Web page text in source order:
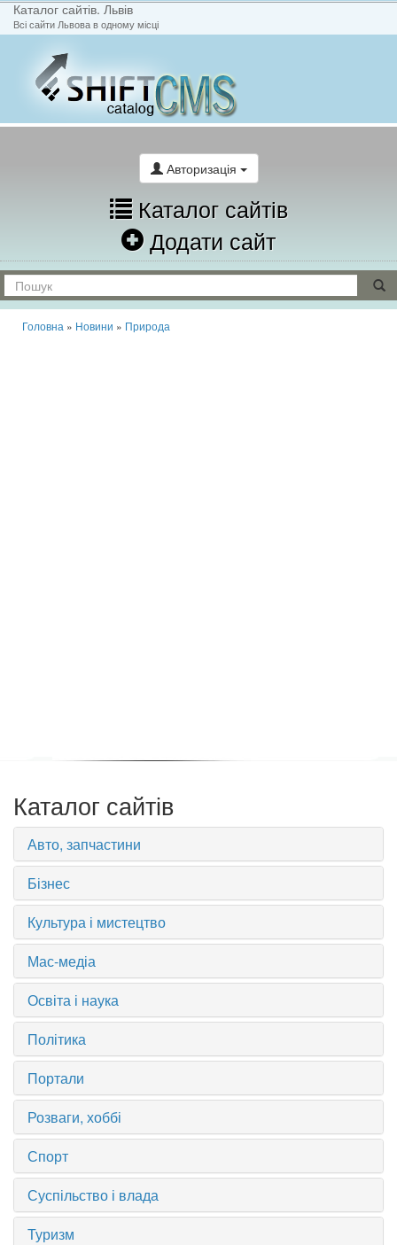
Каталог сайтів. Львів
Всі сайти Львова в одному місці
Авторизація
Каталог сайтів
Додати сайт
Головна » Новини » Природа
Каталог сайтів
Авто, запчастини
Бізнес
Культура і мистецтво
Мас-медіа
Освіта і наука
Політика
Портали
Розваги, хоббі
Спорт
Суспільство і влада
Туризм